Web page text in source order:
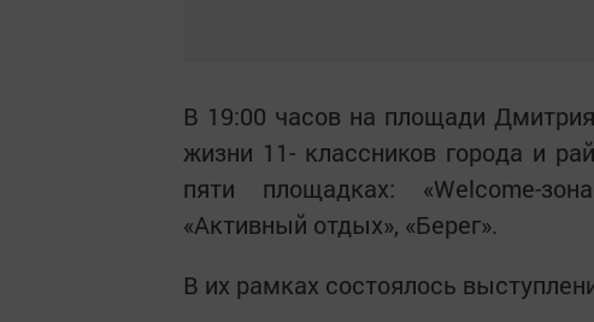
В 19:00 часов на площади
жизни 11- классников города и
пяти площадках: «Welcome-
«Активный отдых», «Берег».
В их рамках состоялось